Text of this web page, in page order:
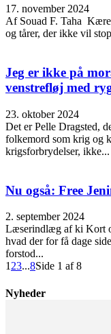
17. november 2024
Af Souad F. Taha
og tårer, der ikke vil
Jeg er ikke på
venstrefløj med
23. oktober 2024
Det er Pelle Dragsted,
folkemord som krig og
krigsforbrydelser, ikke...
Nu også: Free
2. september 2024
Læserindlæg af ki Kort
hvad der for få dage
forstod...
1 23...8Side 1 af 8
Nyheder